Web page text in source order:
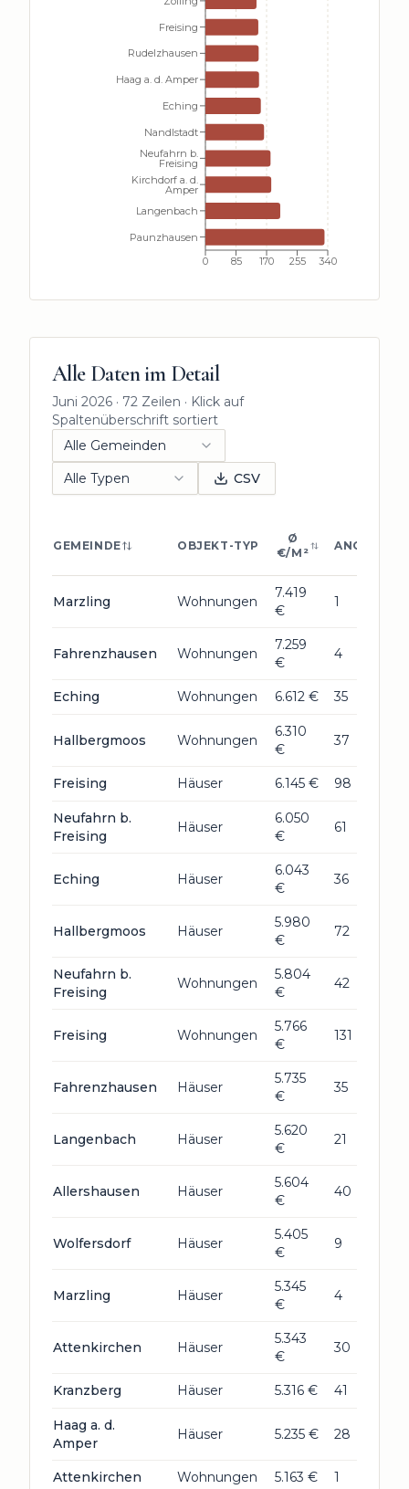
0 85 170 255 340
Freising
Rudelzhausen
Haag a. d. Amper
Eching
Nandlstadt
Neufahrn b.
Freising
Kirchdorf a. d.
Amper
Langenbach
Paunzhausen
Alle Daten im Detail
Juni 2026 · 72 Zeilen · Klick auf
Spaltenüberschrift sortiert
Alle Gemeinden
Alle Typen
CSV
GEMEINDE OBJEKT-TYP
Ø
€/M²
ANGEBOTE
Marzling Wohnungen
7.419
€
1
Fahrenzhausen Wohnungen
7.259
€
4
Eching Wohnungen 6.612 € 35
Hallbergmoos Wohnungen
6.310
€
37
Freising Häuser 6.145 € 98
Neufahrn b.
Freising
Häuser
6.050
€
61
Eching Häuser
6.043
€
36
Hallbergmoos Häuser
5.980
€
72
Neufahrn b.
Freising
Wohnungen
5.804
€
42
Freising Wohnungen
5.766
€
131
Fahrenzhausen Häuser
5.735
€
35
Langenbach Häuser
5.620
€
21
Allershausen Häuser
5.604
€
40
Wolfersdorf Häuser
5.405
€
9
Marzling Häuser
5.345
€
4
Attenkirchen Häuser
5.343
€
30
Kranzberg Häuser 5.316 € 41
Haag a. d.
Amper
Häuser 5.235 € 28
Attenkirchen Wohnungen 5.163 € 1